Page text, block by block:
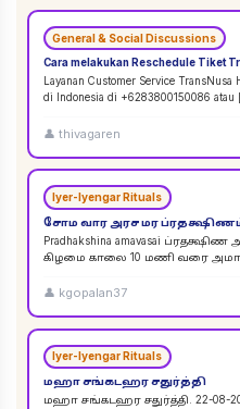
General & Social Discussions
Cara melakukan Reschedule Tiket
Layanan Customer Service
di Indonesia di +6283800150086 atau
👤 thivagaren
Iyer-Iyengar Rituals
சோம வார அரச மர
Pradhakshina amavasai ப்ரதக்ஷிண அமாவாசை 02-09-2024 திங்கட்
கிழமை காலை 10 மணி வரை
👤 kgopalan37
Iyer-Iyengar Rituals
மஹா சங்கடஹர சதுர்த்தி
மஹா சங்கடஹர சதுர்த்தி. 22-08-2024. சிராவண க்ருஷ்ண